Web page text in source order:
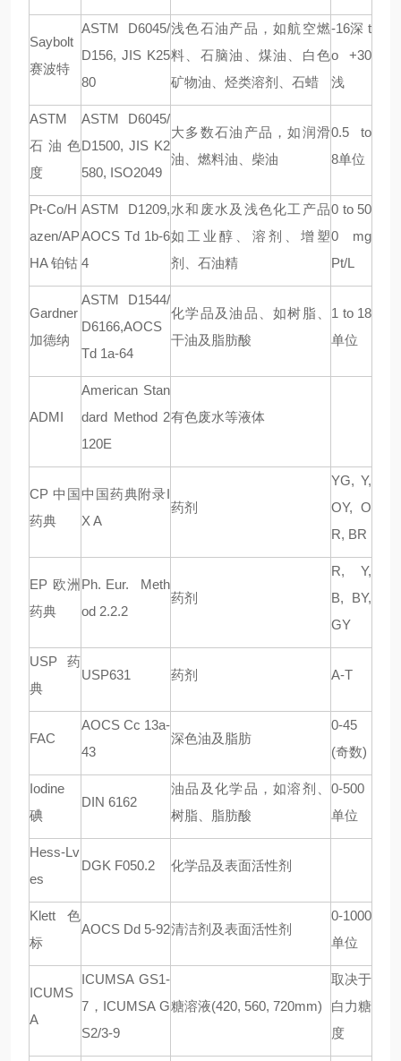
Saybolt
赛波特
ASTM D6045/
D156, JIS K25
80
浅色石油产品，如航空燃
料、石脑油、煤油、白色
矿物油、烃类溶剂、石蜡
-16深 t
o +30
浅
ASTM
石油色
度
ASTM D6045/
D1500, JIS K2
580, ISO2049
大多数石油产品，如润滑
油、燃料油、柴油
0.5 to
8单位
Pt-Co/H
azen/AP
HA铂钴
ASTM D1209,
AOCS Td 1b-6
4
水和废水及浅色化工产品
如工业醇、溶剂、增塑
剂、石油精
0 to 50
0 mg
Pt/L
Gardner
加德纳
ASTM D1544/
D6166,AOCS
Td 1a-64
化学品及油品、如树脂、
干油及脂肪酸
1 to 18
单位
ADMI
American Stan
dard Method 2
120E
有色废水等液体
CP 中国
药典
中国药典附录I
X A
药剂
YG, Y,
OY, O
R, BR
EP 欧洲
药典
Ph. Eur. Meth
od 2.2.2
药剂
R, Y,
B, BY,
GY
USP 药
典
USP631 药剂 A-T
FAC
AOCS Cc 13a-
43
深色油及脂肪
0-45
(奇数)
Iodine
碘
DIN 6162
油品及化学品，如溶剂、
树脂、脂肪酸
0-500
单位
Hess-Lv
es
DGK F050.2 化学品及表面活性剂
Klett 色
标
AOCS Dd 5-92清洁剂及表面活性剂
0-1000
单位
ICUMS
A
ICUMSA GS1-
7 ， ICUMSA G
S2/3-9
糖溶液(420, 560, 720mm)
取决于
白力糖
度